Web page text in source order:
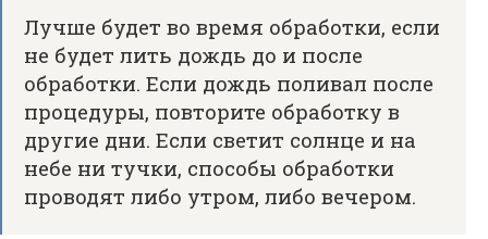
Лучше будет во время обработки, если
не будет лить дождь до и после
обработки. Если дождь поливал после
процедуры, повторите обработку в
другие дни. Если светит солнце и на
небе ни тучки, способы обработки
проводят либо утром, либо вечером.